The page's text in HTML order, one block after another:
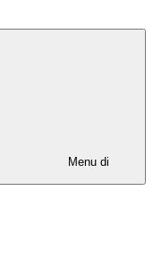
Menu di